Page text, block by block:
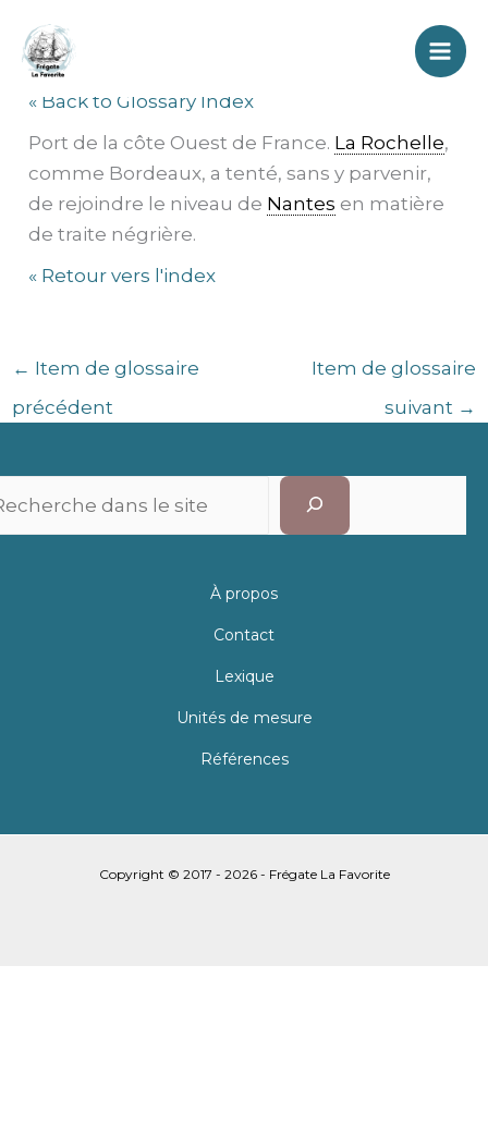
contenu
La Rochelle
« Back to Glossary Index
Port de la côte Ouest de France. La Rochelle,
comme Bordeaux, a tenté, sans y parvenir,
de rejoindre le niveau de Nantes en matière
de traite négrière.
« Retour vers l'index
← Item de glossaire
précédent
Item de glossaire
suivant →
À propos
Contact
Lexique
Unités de mesure
Références
Copyright © 2017 - 2026 - Frégate La Favorite